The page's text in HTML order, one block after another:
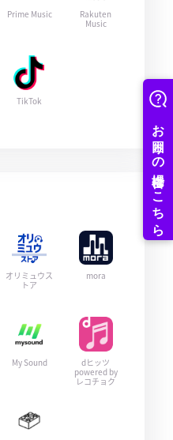
Prime Music
Rakuten
Music
TikTok
オリミュウス
トア
mora
My Sound
dヒッツ
powered by
レコチョク